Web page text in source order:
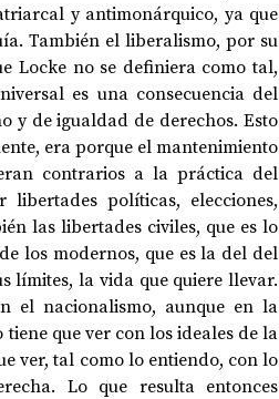
y antimonárquico, ya que
También el liberalismo, por su
Locke no se definiera como tal,
es una consecuencia del
y de igualdad de derechos. Esto
era porque el mantenimiento
contrarios a la práctica del
políticas, elecciones,
las libertades civiles, que es lo
los modernos, que es la del del
límites, la vida que quiere llevar.
el nacionalismo, aunque en la
que ver con los ideales de la
ver, tal como lo entiendo, con lo
Lo que resulta entonces